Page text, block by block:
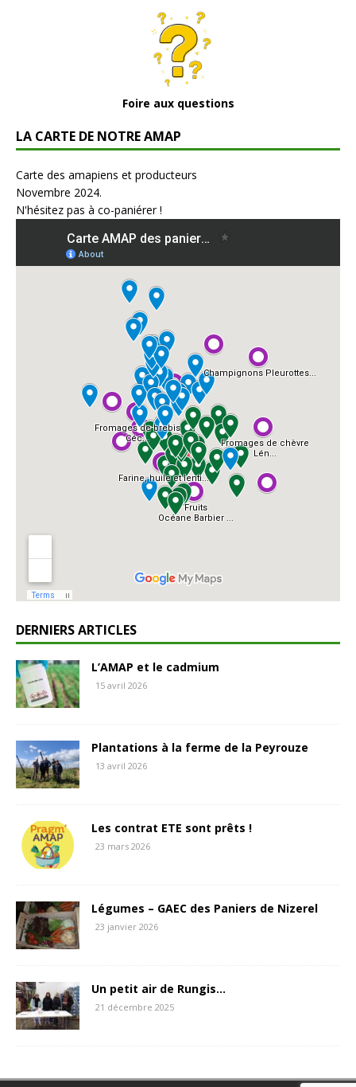
Foire aux questions
LA CARTE DE NOTRE AMAP
Carte des amapiens et producteurs
Novembre 2024.
N'hésitez pas à co-paniérer !
DERNIERS ARTICLES
L’AMAP et le cadmium
15 avril 2026
Plantations à la ferme de la Peyrouze
13 avril 2026
Les contrat ETE sont prêts !
23 mars 2026
Légumes – GAEC des Paniers de Nizerel
23 janvier 2026
Un petit air de Rungis…
21 décembre 2025